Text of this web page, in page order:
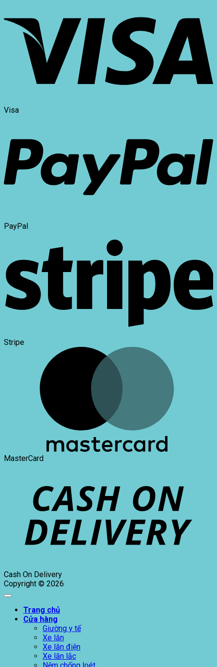
Visa
PayPal
Stripe
MasterCard
Cash On Delivery
Copyright © 2026
Trang chủ
Cửa hàng
Giường y tế
Xe lăn
Xe lăn điện
Xe lăn lắc